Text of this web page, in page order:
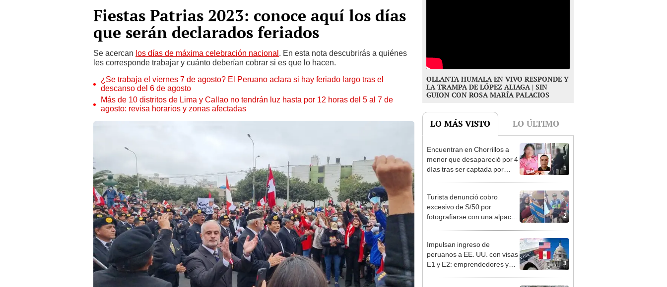
Fiestas Patrias 2023: conoce aquí los días
que serán declarados feriados
Se acercan los días de máxima celebración nacional. En esta nota descubrirás a quiénes
les corresponde trabajar y cuánto deberían cobrar si es que lo hacen.
¿Se trabaja el viernes 7 de agosto? El Peruano aclara si hay feriado largo tras el
descanso del 6 de agosto
Más de 10 distritos de Lima y Callao no tendrán luz hasta por 12 horas del 5 al 7 de
agosto: revisa horarios y zonas afectadas
OLLANTA HUMALA EN VIVO RESPONDE Y
LA TRAMPA DE LÓPEZ ALIAGA | SIN
GUION CON ROSA MARÍA PALACIOS
LO MÁS VISTO LO ÚLTIMO
1
Encuentran en Chorrillos a
menor que desapareció por 4
días tras ser captada por
2
Turista denunció cobro
excesivo de S/50 por
fotografiarse con una alpaca
3
Impulsan ingreso de
peruanos a EE. UU. con visas
E1 y E2: emprendedores y